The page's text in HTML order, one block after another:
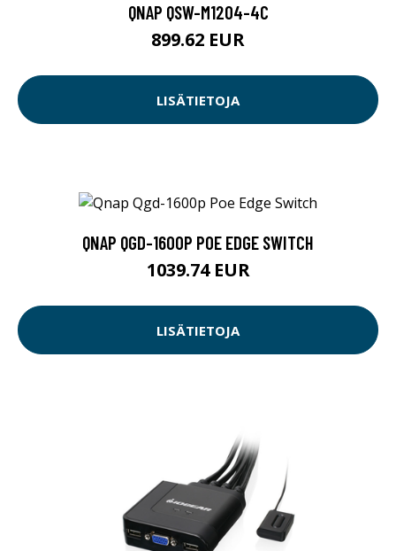
QNAP QSW-M1204-4C
899.62 EUR
LISÄTIETOJA
QNAP QGD-1600P POE EDGE SWITCH
1039.74 EUR
LISÄTIETOJA